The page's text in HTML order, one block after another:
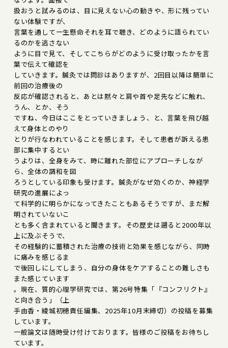
扱おうと試みるのは、目に見えない心の動きや、形に残ってい
ない体験ですが、
言葉を通して一生懸命それを耳で聴き、どのように語られてい
るのかを逃さない
ように目で見て、そしてこちらがどのように受け取ったかを言
葉で伝えて確認を
していきます。鍼灸では問診はありますが、2回目以降は簡単に
前回の治療後の
反応が確認されると、あとは黙々と肩や首や足先などに触れ、
うん、とか、そう
ですね、今日はここをとっていきましょう、と、言葉を飛び越
えて身体とのやり
とりが行なわれていることを感じます。そして患者が訴える患
部に集中するとい
うよりは、全身をみて、時に離れた部位にアプローチしなが
ら、全体の調和を図
ろうとしている印象も受けます。鍼灸がなぜ効くのか、神経学
研究の進展によっ
て科学的に明らかになってきたこともあるそうですが、まだ解
明されていないこ
とも多く含まれていると聞きます。その歴史は遡ると2000年以
上に及ぶそうで、
その経験的に蓄積された治療の技術と効果を感じながら、同時
に痛みを感じるま
で後回しにしてしまう、自分の身体をケアすることの難しさも
また感じています
。現在、質的心理学研究では、第26号特集「『コンフリクト』
と向き合う」（上
手由香・綾城初穂責任編集、2025年10月末締切）の投稿を募集
しています。
一般論文は随時受け付けております。皆様のご投稿をお待ちし
ています。